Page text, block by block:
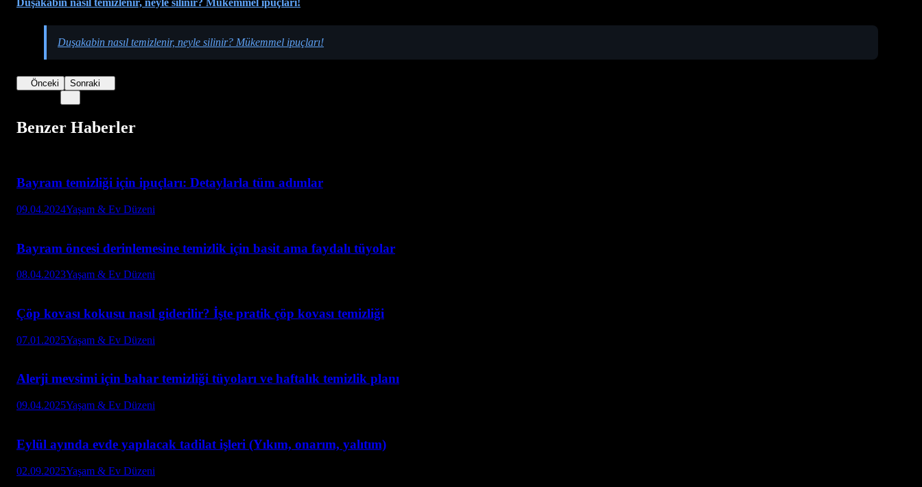
Duşakabin nasıl temizlenir, neyle silinir? Mükemmel ipuçları!
Önceki Sonraki
Benzer Haberler
Bayram temizliği için ipuçları: Detaylarla tüm adımlar
09.04.2024Yaşam & Ev Düzeni
Bayram öncesi derinlemesine temizlik için basit ama faydalı tüyolar
08.04.2023Yaşam & Ev Düzeni
Çöp kovası kokusu nasıl giderilir? İşte pratik çöp kovası temizliği
07.01.2025Yaşam & Ev Düzeni
Alerji mevsimi için bahar temizliği tüyoları ve haftalık temizlik planı
09.04.2025Yaşam & Ev Düzeni
Eylül ayında evde yapılacak tadilat işleri (Yıkım, onarım, yalıtım)
02.09.2025Yaşam & Ev Düzeni